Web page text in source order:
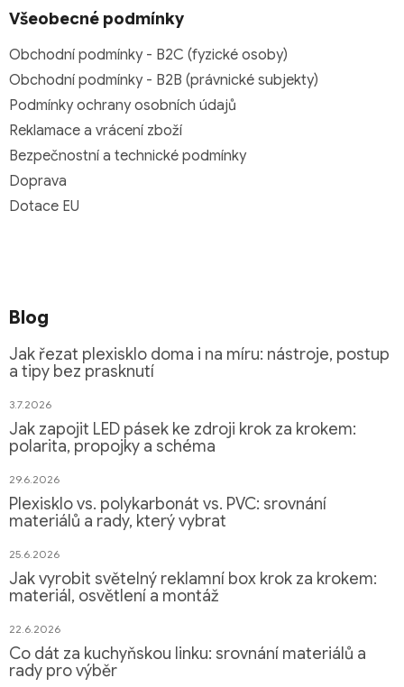
Všeobecné podmínky
Obchodní podmínky - B2C (fyzické osoby)
Obchodní podmínky - B2B (právnické subjekty)
Podmínky ochrany osobních údajů
Reklamace a vrácení zboží
Bezpečnostní a technické podmínky
Doprava
Dotace EU
Blog
Jak řezat plexisklo doma i na míru: nástroje, postup
a tipy bez prasknutí
3.7.2026
Jak zapojit LED pásek ke zdroji krok za krokem:
polarita, propojky a schéma
29.6.2026
Plexisklo vs. polykarbonát vs. PVC: srovnání
materiálů a rady, který vybrat
25.6.2026
Jak vyrobit světelný reklamní box krok za krokem:
materiál, osvětlení a montáž
22.6.2026
Co dát za kuchyňskou linku: srovnání materiálů a
rady pro výběr